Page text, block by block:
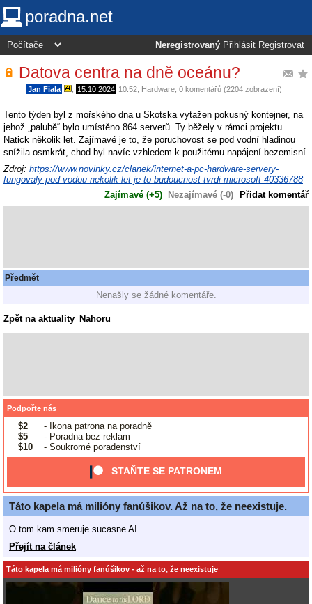
poradna.net
Neregistrovaný Přihlásit Registrovat
Datova centra na dně oceánu?
Jan Fiala 15.10.2024 10:52 Hardware , 0 komentářů (2204 zobrazení)
Tento týden byl z mořského dna u Skotska vytažen pokusný kontejner, na
jehož „palubě“ bylo umístěno 864 serverů. Ty běžely v rámci projektu
Natick několik let. Zajímavé je to, že poruchovost se pod vodní hladinou
snížila osmkrát, chod byl navíc vzhledem k použitému napájení bezemisní.
Zdroj: https://www.novinky.cz/clanek/internet-a-pc-hardware-servery-
fungovaly-pod-vodou-nekolik-let-je-to-budoucnost-tvrdi-microsoft-40336788
Zajímavé (+5)
Nezajímavé (-0) Přidat komentář
Předmět
Nenašly se žádné komentáře.
Zpět na aktuality Nahoru
Podpořte nás
$2
- Ikona patrona na poradně
$5
- Poradna bez reklam
$10
- Soukromé poradenství
STAŇTE SE PATRONEM
Táto kapela má milióny fanúšikov. Až na to, že neexistuje.
O tom kam smeruje sucasne AI.
Přejít na článek
Táto kapela má milióny fanúšikov - až na to, že neexistuje